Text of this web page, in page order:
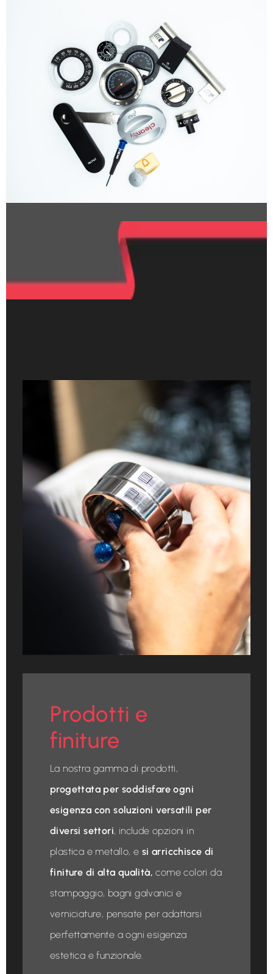
Prodotti e
finiture
La nostra gamma di prodotti,
progettata per soddisfare ogni
esigenza con soluzioni versatili per
diversi settori, include opzioni in
plastica e metallo, e si arricchisce di
finiture di alta qualità, come colori da
stampaggio, bagni galvanici e
verniciature, pensate per adattarsi
perfettamente a ogni esigenza
estetica e funzionale.